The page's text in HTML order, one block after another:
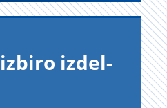
iz­bi­ro iz­del­